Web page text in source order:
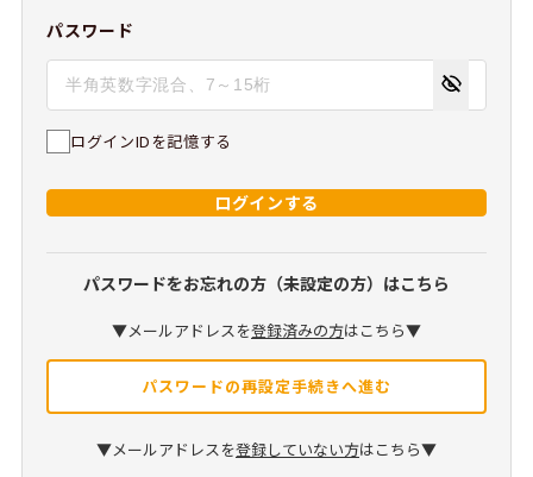
パスワード
ログインIDを記憶する
ログインする
パスワードをお忘れの方（未設定の方）はこちら
▼メールアドレスを登録済みの方はこちら▼
パスワードの再設定手続きへ進む
▼メールアドレスを登録していない方はこちら▼